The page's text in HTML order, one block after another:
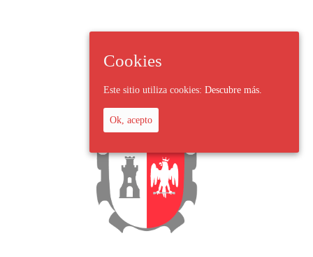
Cookies
Este sitio utiliza cookies: Descubre más.
Ok, acepto